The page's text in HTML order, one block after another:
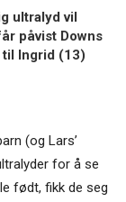
ultralyd vil
påvist Downs
til Ingrid (13)
(og Lars’
for å se
født, fikk de seg